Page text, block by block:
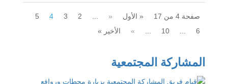
صفحة 4 من 17 « الأول «
2
3
4
5
6
10
» الأخير »
المشاركة المجتمعية